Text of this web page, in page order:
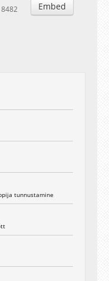
Embed
8482
tunnustamine